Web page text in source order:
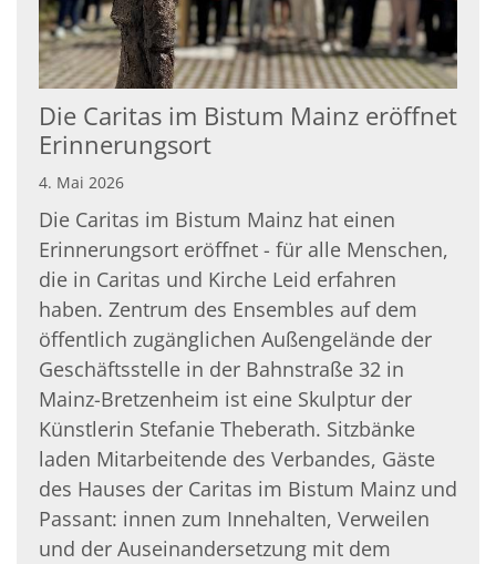
Die Caritas im Bistum Mainz eröffnet
Erinnerungsort
4. Mai 2026
Die Caritas im Bistum Mainz hat einen
Erinnerungsort eröffnet - für alle Menschen,
die in Caritas und Kirche Leid erfahren
haben. Zentrum des Ensembles auf dem
öffentlich zugänglichen Außengelände der
Geschäftsstelle in der Bahnstraße 32 in
Mainz-Bretzenheim ist eine Skulptur der
Künstlerin Stefanie Theberath. Sitzbänke
laden Mitarbeitende des Verbandes, Gäste
des Hauses der Caritas im Bistum Mainz und
Passant: innen zum Innehalten, Verweilen
und der Auseinandersetzung mit dem